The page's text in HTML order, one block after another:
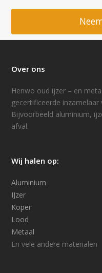
Over ons
Henwo oud ijzer – en
gecertificeerde
Bijvoorbeeld aluminium,
afval.
Wij halen op:
Aluminium
IJzer
Koper
Lood
Metaal
En vele andere materialen